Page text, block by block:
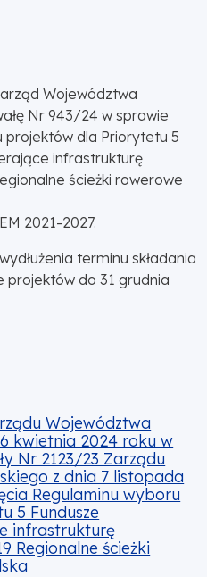
Województwa
Nr 943/24 w sprawie
projektów dla Priorytetu 5
infrastrukturę
ścieżki rowerowe
2021-2027.
terminu składania
projektów do 31 grudnia
Województwa
kwietnia 2024 roku w
Nr 2123/23 Zarządu
z dnia 7 listopada
Regulaminu wyboru
5 Fundusze
infrastrukturę
Regionalne ścieżki